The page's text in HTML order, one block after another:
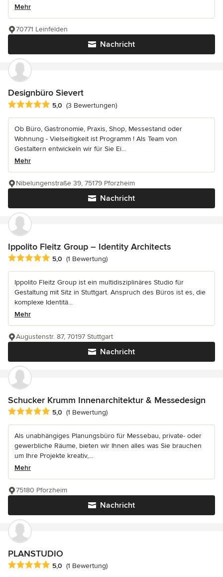
Mehr
Nachricht
70771 Leinfelden
Designbüro Sievert
Durchschnittliche Bewertung: 5 von 5 Sternen
5,0 (3 Bewertungen)
Ob Büro, Gastronomie, Praxis, Shop, Messestand oder
Wohnung - Vielseitigkeit ist Programm ! Als Team von
Gestaltern entwickeln wir für Sie Ei...
Mehr
Nachricht
Nibelungenstraße 39, 75179 Pforzheim
Ippolito Fleitz Group – Identity Architects
Durchschnittliche Bewertung: 5 von 5 Sternen
5,0 (1 Bewertung)
Ippolito Fleitz Group ist ein multidisziplinäres Studio für
Gestaltung mit Sitz in Stuttgart. Anspruch des Büros ist es, die
komplexe Identitä...
Mehr
Nachricht
Augustenstr. 87, 70197 Stuttgart
Schucker Krumm Innenarchitektur & Messedesign
Durchschnittliche Bewertung: 5 von 5 Sternen
5,0 (1 Bewertung)
Als unabhängiges Planungsbüro für Messebau, private- oder
gewerbliche Räume, bieten wir Ihnen alles was Sie brauchen
um Ihre Projekte kreativ,...
Mehr
Nachricht
75180 Pforzheim
PLANSTUDIO
Durchschnittliche Bewertung: 5 von 5 Sternen
5,0 (1 Bewertung)